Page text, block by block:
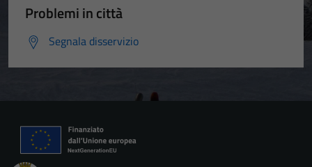
Problemi in città
Segnala disservizio